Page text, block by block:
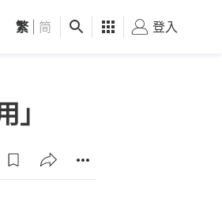
觀點 健康 好食玩飛
繁 简 登入